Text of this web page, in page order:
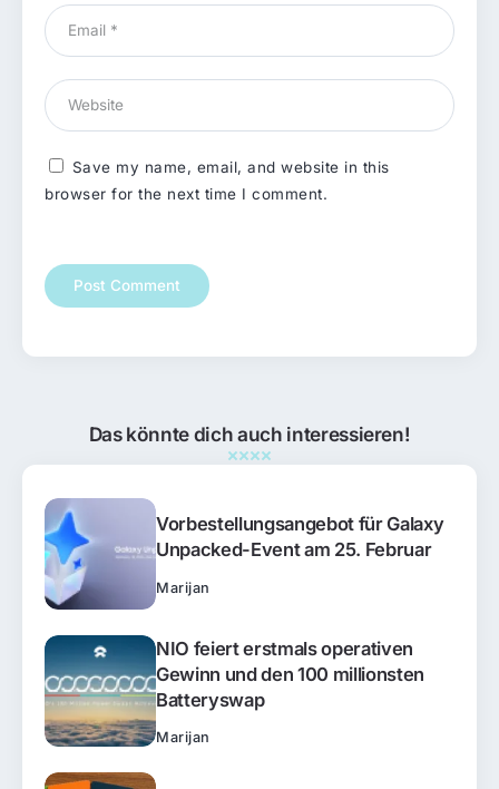
Save my name, email, and website in this
browser for the next time I comment.
Das könnte dich auch interessieren!
Vorbestellungsangebot für Galaxy
Unpacked-Event am 25. Februar
Marijan
NIO feiert erstmals operativen
Gewinn und den 100 millionsten
Batteryswap
Marijan